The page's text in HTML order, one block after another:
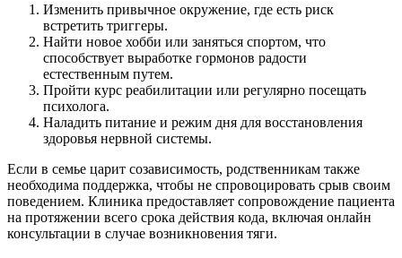
Изменить привычное окружение, где есть риск
встретить триггеры.
Найти новое хобби или заняться спортом, что
способствует выработке гормонов радости
естественным путем.
Пройти курс реабилитации или регулярно посещать
психолога.
Наладить питание и режим дня для восстановления
здоровья нервной системы.
Если в семье царит созависимость, родственникам также
необходима поддержка, чтобы не спровоцировать срыв своим
поведением. Клиника предоставляет сопровождение пациента
на протяжении всего срока действия кода, включая онлайн
консультации в случае возникновения тяги.